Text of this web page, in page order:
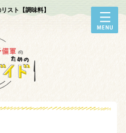
スト【調味料】